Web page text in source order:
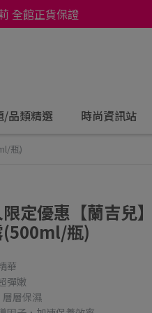
全館正貨保證
/品類精選 時尚資訊站
瓶)
定優惠【蘭吉兒
(500ml/瓶)
華
彈嫩
層保濕